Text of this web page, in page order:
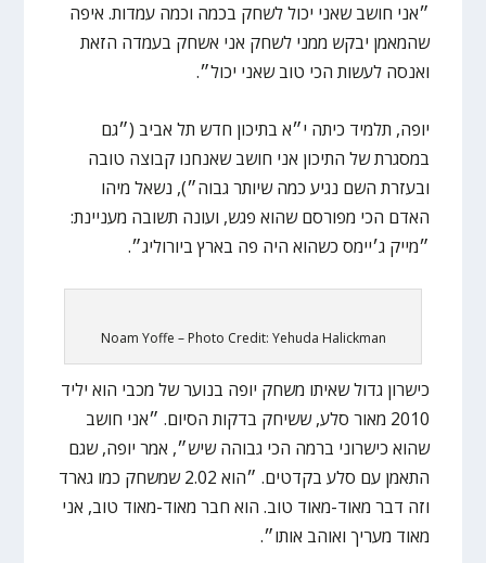
״אני חושב שאני יכול לשחק בכמה וכמה עמדות. איפה
שהמאמן יבקש ממני לשחק אני אשחק בעמדה הזאת
ואנסה לעשות הכי טוב שאני יכול״.
יופה, תלמיד כיתה י״א בתיכון חדש תל אביב (״גם
במסגרת של התיכון אני חושב שאנחנו קבוצה טובה
ובעזרת השם נגיע כמה שיותר גבוה״), נשאל מיהו
האדם הכי מפורסם שהוא פגש, ועונה תשובה מעניינת:
״מייק ג׳יימס כשהוא היה פה בארץ ביורוליג״.
Noam Yoffe – Photo Credit: Yehuda Halickman
כישרון גדול שאיתו משחק יופה בנוער של מכבי הוא יליד
2010 מאור סלע, ששיחק בדקות הסיום. ״אני חושב
שהוא כישרוני ברמה הכי גבוהה שיש״, אמר יופה, שגם
התאמן עם סלע בקדטים. ״הוא 2.02 שמשחק כמו גארד
וזה דבר מאוד-מאוד טוב. הוא חבר מאוד-מאוד טוב, אני
מאוד מעריך ואוהב אותו״.